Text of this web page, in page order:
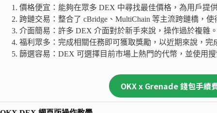
價格便宜：能夠在眾多 DEX 中尋找最佳價格，為用戶提
跨鏈交易：整合了 cBridge、MultiChain 等主流跨鏈橋，
介面簡易：許多 DEX 介面對於新手來說，操作過於複雜
福利眾多：完成相關任務即可獲取獎勵，以近期來說，完
篩選容易：DEX 可選擇目前市場上熱門的代幣，並使用
OKX x Grenade 錢包手續